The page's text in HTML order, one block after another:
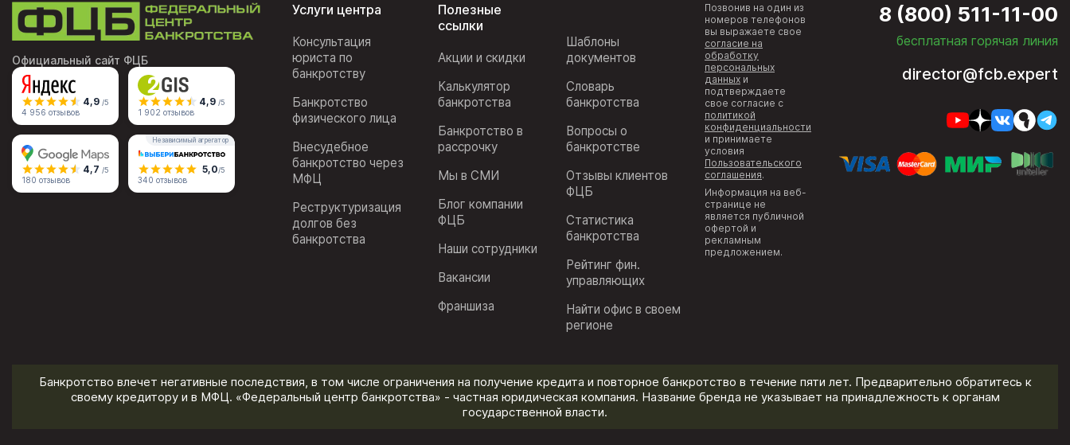
Официальный сайт ФЦБ
4,9 /5
4 956 отзывов
4,9 /5
1 902 отзывов
4,7 /5
180 отзывов
Независимый агрегатор
5,0/5
340 отзывов
Услуги центра
Консультация
юриста по
банкротству
Банкротство
физического лица
Внесудебное
банкротство через
МФЦ
Реструктуризация
долгов без
банкротства
Полезные
ссылки
Акции и скидки
Калькулятор
банкротства
Банкротство в
рассрочку
Мы в СМИ
Блог компании
ФЦБ
Наши сотрудники
Вакансии
Франшиза
Шаблоны
документов
Словарь
банкротства
Вопросы о
банкротстве
Отзывы клиентов
ФЦБ
Статистика
банкротства
Рейтинг фин.
управляющих
Найти офис в своем
регионе
Позвонив на один из
номеров телефонов
вы выражаете свое
согласие на
обработку
персональных
данных и
подтверждаете
свое согласие с
политикой
конфиденциальности
и принимаете
условия
Пользовательского
соглашения.
Информация на веб-
странице не
является публичной
офертой и
рекламным
предложением.
8 (800) 511-11-00
бесплатная горячая линия
director@fcb.expert
Банкротство влечет негативные последствия, в том числе ограничения на получение кредита и повторное банкротство в течение пяти лет. Предварительно обратитесь к
своему кредитору и в МФЦ. «Федеральный центр банкротства» - частная юридическая компания. Название бренда не указывает на принадлежность к органам
государственной власти.